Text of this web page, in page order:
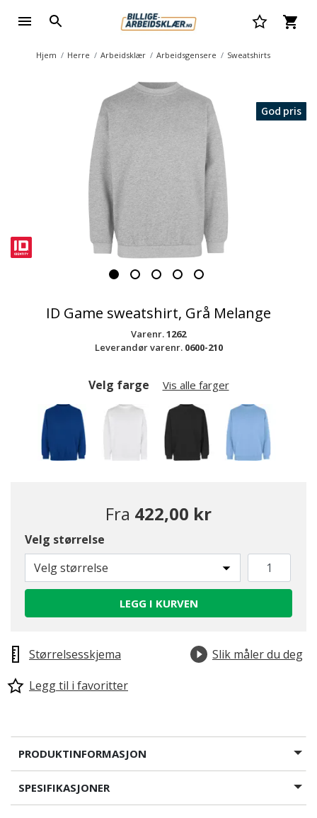
Hjem Herre Arbeidsklær Arbeidsgensere Sweatshirts
God pris
ID Game sweatshirt, Grå Melange
Varenr.1262
Leverandør varenr. 0600-210
Velg farge Vis alle farger
Fra 422,00 kr
Velg størrelse
Velg størrelse
LEGG I KURVEN
Størrelsesskjema
Slik måler du deg
Legg til i favoritter
PRODUKTINFORMASJON
SPESIFIKASJONER